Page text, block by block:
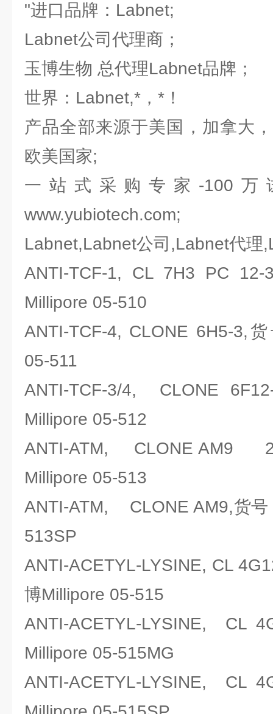
"进口品牌：Labnet;
Labnet公司代理商；
玉博生物 总代理Labnet品牌；
世界：Labnet,*，*！
产品全部来源于美国，加拿大
欧美国家;
一站式采购专家-100万
www.yubiotech.com;
Labnet,Labnet公司,Labnet代理
ANTI-TCF-1, CL 7H3 PC
Millipore 05-510
ANTI-TCF-4, CLONE 6H5-3,
05-511
ANTI-TCF-3/4, CLONE
Millipore 05-512
ANTI-ATM, CLONE AM9
Millipore 05-513
ANTI-ATM, CLONE AM9,货号
513SP
ANTI-ACETYL-LYSINE, CL
博Millipore 05-515
ANTI-ACETYL-LYSINE, CL
Millipore 05-515MG
ANTI-ACETYL-LYSINE, CL